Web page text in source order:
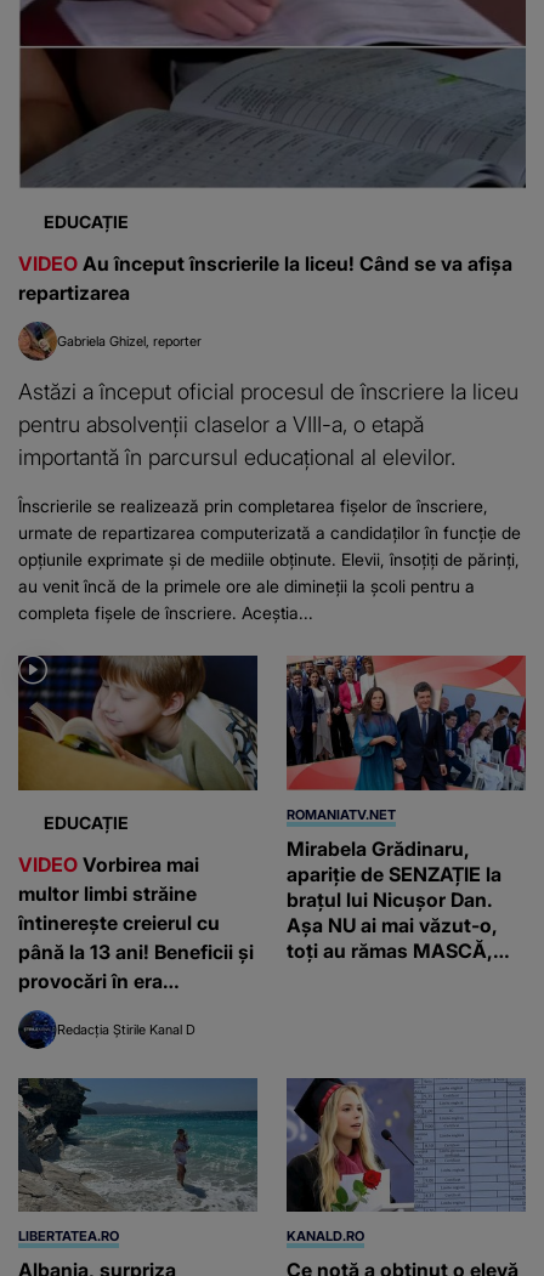
EDUCAȚIE
VIDEO Au început înscrierile la liceu! Când se va afișa
repartizarea
Gabriela Ghizel reporter
Astăzi a început oficial procesul de înscriere la liceu
pentru absolvenții claselor a VIII-a, o etapă
importantă în parcursul educațional al elevilor.
Înscrierile se realizează prin completarea fișelor de înscriere,
urmate de repartizarea computerizată a candidaților în funcție de
opțiunile exprimate și de mediile obținute. Elevii, însoțiți de părinți,
au venit încă de la primele ore ale dimineții la școli pentru a
completa fișele de înscriere. Aceștia...
EDUCAȚIE
VIDEO Vorbirea mai
multor limbi străine
întinerește creierul cu
până la 13 ani! Beneficii și
provocări în era
inteligenței artificiale
Redacția Știrile Kanal D
ROMANIATV.NET
Mirabela Grădinaru,
apariție de SENZAȚIE la
brațul lui Nicușor Dan.
Așa NU ai mai văzut-o,
toți au rămas MASCĂ,
LIBERTATEA.RO
Albania, surpriza
KANALD.RO
Ce notă a obținut o elevă